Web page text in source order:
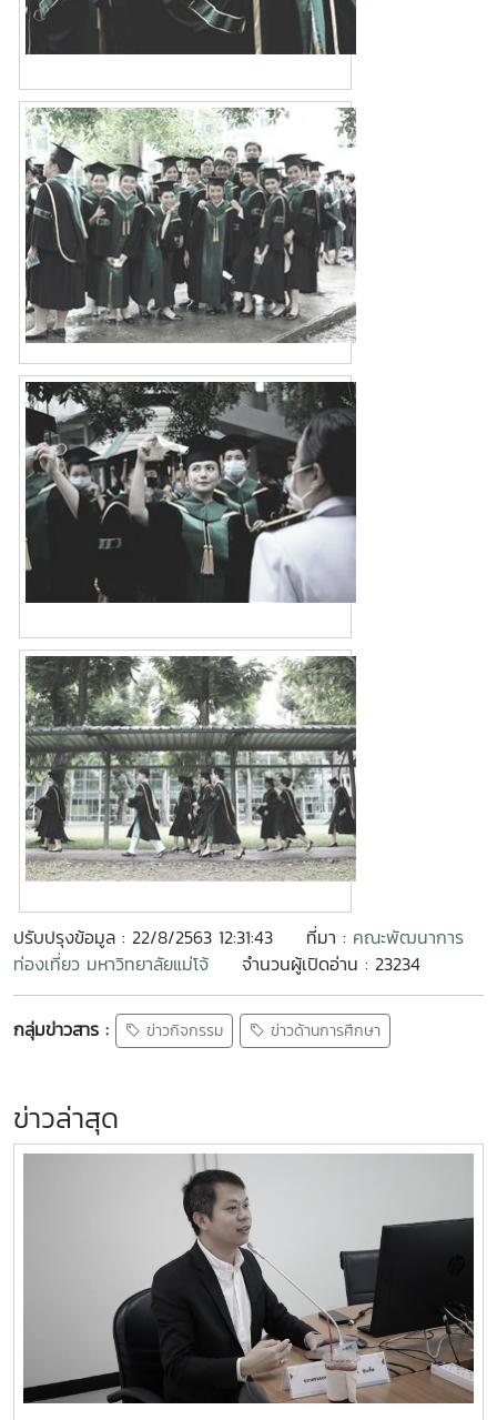
ปรับปรุงข้อมูล : 22/8/2563 12:31:43 ที่มา : คณะพัฒนาการ
ท่องเที่ยว มหาวิทยาลัยแม่โจ้
จำนวนผู้เปิดอ่าน : 23234
กลุ่มข่าวสาร : ข่าวกิจกรรม ข่าวด้านการศึกษา
ข่าวล่าสุด